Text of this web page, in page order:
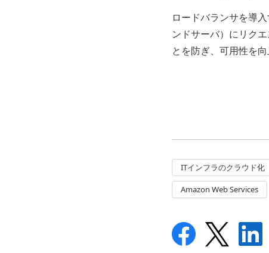
ロードバランサを導
ンドサーバ）にリク
とを防ぎ、可用性を向
ITインフラのクラウド化
Amazon Web Services